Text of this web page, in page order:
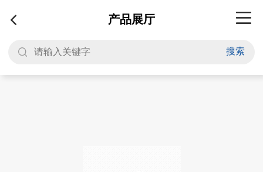
产品展厅
搜索